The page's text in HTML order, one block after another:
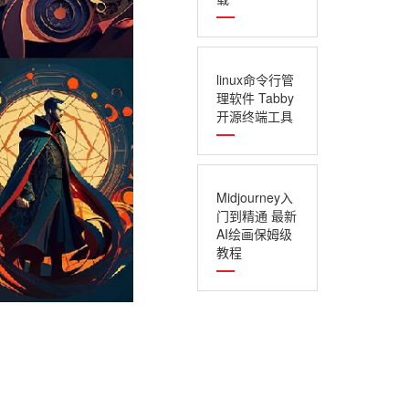
linux命令行管
理软件 Tabby
开源终端工具
Midjourney入
门到精通 最新
AI绘画保姆级
教程